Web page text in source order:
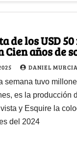
de los USD
años de
DANIEL MURCIA
semana tuvo
es la producción
y Esquire la
del 2024